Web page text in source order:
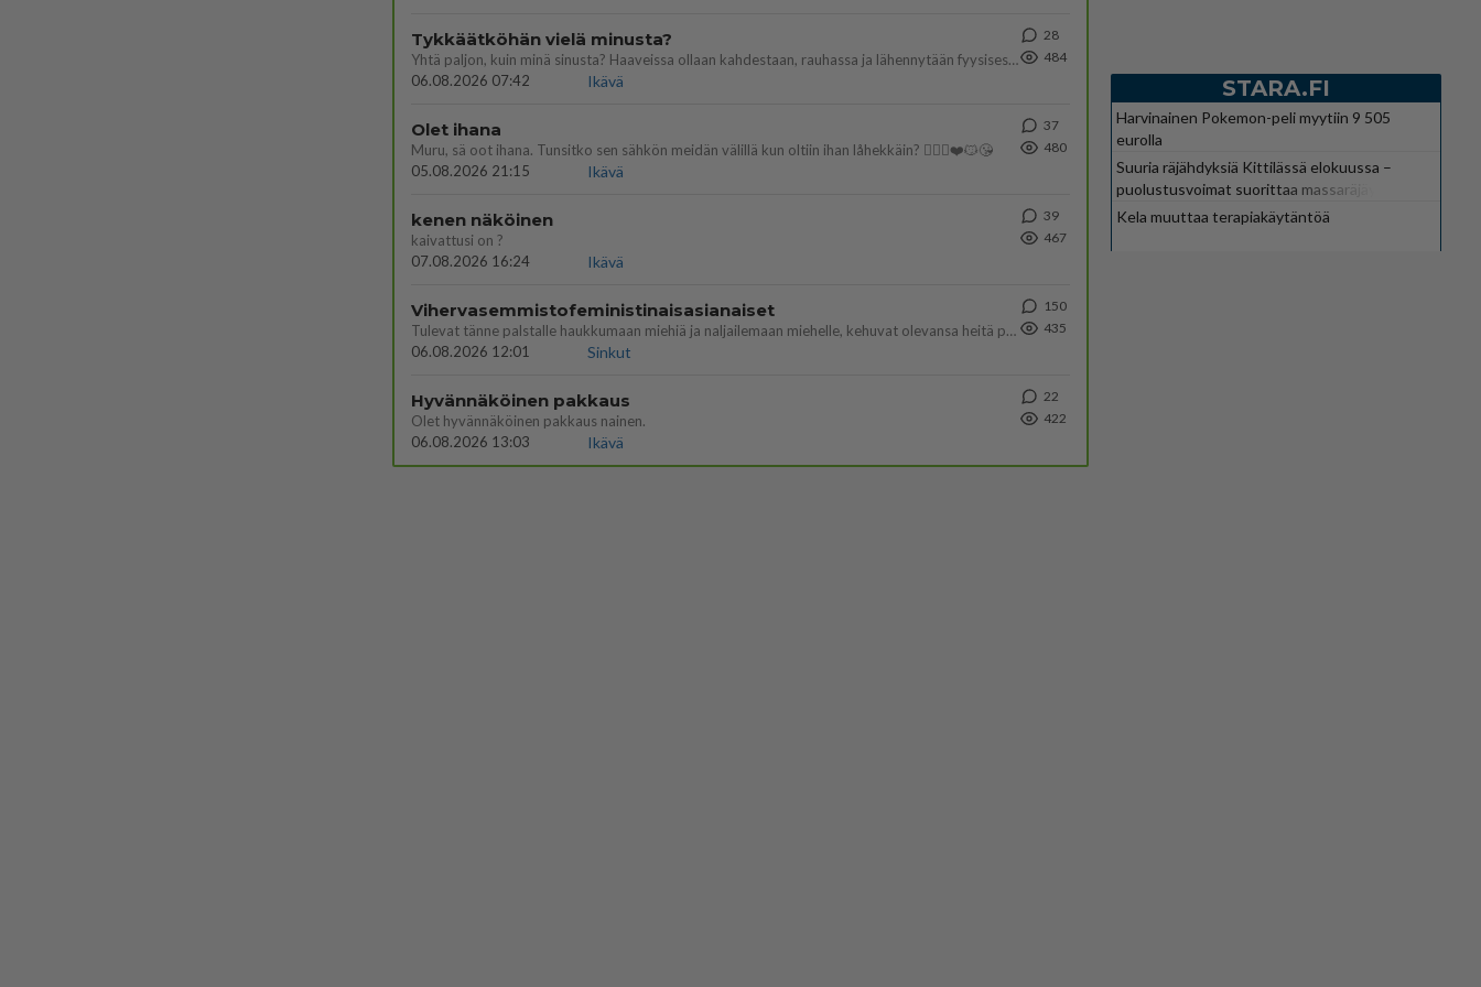
Tykkäätköhän vielä minusta?
Yhtä paljon, kuin minä sinusta? Haaveissa ollaan kahdestaan, rauhassa ja lähennytään fyysisesti ja tutustutaan syvemmin
06.08.2026 07:42
Ikävä
28
484
Olet ihana
Muru, sä oot ihana. Tunsitko sen sähkön meidän välillä kun oltiin ihan låhekkäin? 👩‍❤️‍👩❤️😼😘
05.08.2026 21:15
Ikävä
37
480
kenen näköinen
kaivattusi on ?
07.08.2026 16:24
Ikävä
39
467
Vihervasemmistofeministinaisasianaiset
Tulevat tänne palstalle haukkumaan miehiä ja naljailemaan miehelle, kehuvat olevansa heitä parempia. Itse asuvat MIEHE
06.08.2026 12:01
Sinkut
150
435
Hyvännäköinen pakkaus
Olet hyvännäköinen pakkaus nainen.
06.08.2026 13:03
Ikävä
22
422
STARA.FI
Harvinainen Pokemon-peli myytiin 9 505
eurolla
Suuria räjähdyksiä Kittilässä elokuussa –
puolustusvoimat suorittaa massaräjäytyksiä
Kela muuttaa terapiakäytäntöä